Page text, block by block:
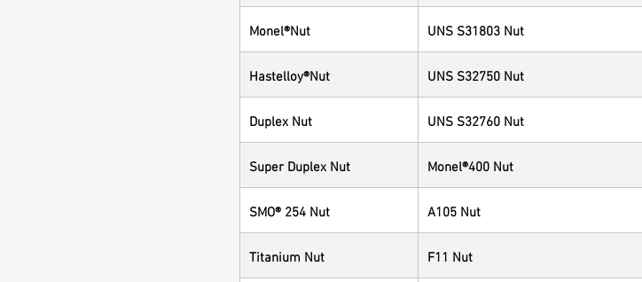
Monel®Nut UNS S31803 Nut
Hastelloy®Nut UNS S32750 Nut
Duplex Nut UNS S32760 Nut
Super Duplex Nut Monel®400 Nut
SMO® 254 Nut A105 Nut
Titanium Nut F11 Nut